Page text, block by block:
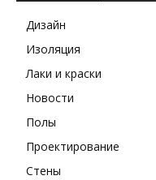
Дизайн
Изоляция
Лаки и краски
Новости
Полы
Проектирование
Стены